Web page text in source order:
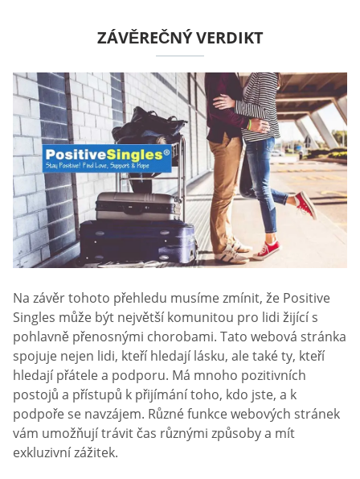
ZÁVĚREČNÝ VERDIKT
Na závěr tohoto přehledu musíme zmínit, že Positive
Singles může být největší komunitou pro lidi žijící s
pohlavně přenosnými chorobami. Tato webová stránka
spojuje nejen lidi, kteří hledají lásku, ale také ty, kteří
hledají přátele a podporu. Má mnoho pozitivních
postojů a přístupů k přijímání toho, kdo jste, a k
podpoře se navzájem. Různé funkce webových stránek
vám umožňují trávit čas různými způsoby a mít
exkluzivní zážitek.